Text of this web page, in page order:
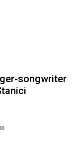
songwriter